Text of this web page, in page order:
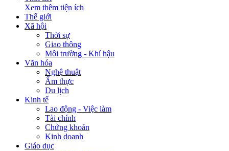
Xem thêm tiện ích
Thế giới
Xã hội
Thời sự
Giao thông
Môi trường - Khí hậu
Văn hóa
Nghệ thuật
Ẩm thực
Du lịch
Kinh tế
Lao động - Việc làm
Tài chính
Chứng khoán
Kinh doanh
Giáo dục